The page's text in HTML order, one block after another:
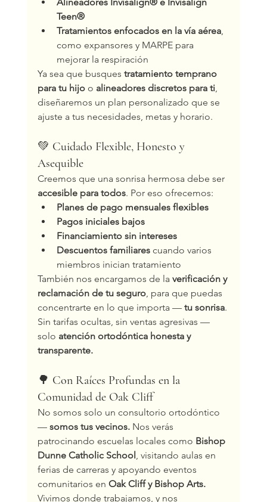
Teen®
Tratamientos enfocados en la vía aérea,
como expansores y MARPE para
mejorar la respiración
Ya sea que busques tratamiento temprano
para tu hijo o alineadores discretos para ti,
diseñaremos un plan personalizado que se
ajuste a tus necesidades, metas y horario.
💚 Cuidado Flexible, Honesto y
Asequible
Creemos que una sonrisa hermosa debe ser
accesible para todos. Por eso ofrecemos:
Planes de pago mensuales flexibles
Pagos iniciales bajos
Financiamiento sin intereses
Descuentos familiares cuando varios
miembros inician tratamiento
También nos encargamos de la verificación y
reclamación de tu seguro, para que puedas
concentrarte en lo que importa — tu sonrisa.
Sin tarifas ocultas, sin ventas agresivas —
solo atención ortodóntica honesta y
transparente.
🌳 Con Raíces Profundas en la
Comunidad de Oak Cliff
No somos solo un consultorio ortodóntico
— somos tus vecinos. Nos verás
patrocinando escuelas locales como Bishop
Dunne Catholic School , visitando aulas en
ferias de carreras y apoyando eventos
comunitarios en Oak Cliff y Bishop Arts.
Vivimos donde trabajamos, y nos